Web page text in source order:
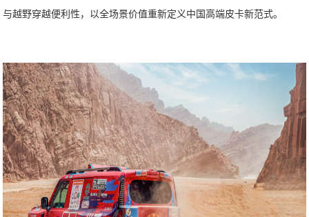
与越野穿越便利性，以全场景价值重新定义中国高端皮卡新范式。